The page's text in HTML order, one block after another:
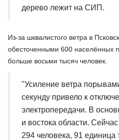
дерево лежит на СИП.
Из-за шквалистого ветра в
обесточенными 600 населённых
больше восьми тысяч человек.
"Усиление ветра
секунду привело к
электропередачи. В
и востока области.
294 человека, 91